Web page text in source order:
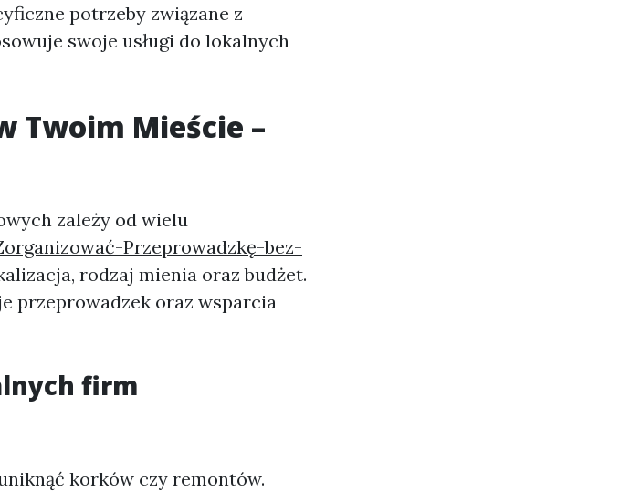
potrzeby związane z
swoje usługi do lokalnych
Twoim Mieście –
zależy od wielu
Przeprowadzkę-bez-
rodzaj mienia oraz budżet.
przeprowadzek oraz wsparcia
firm
korków czy remontów.